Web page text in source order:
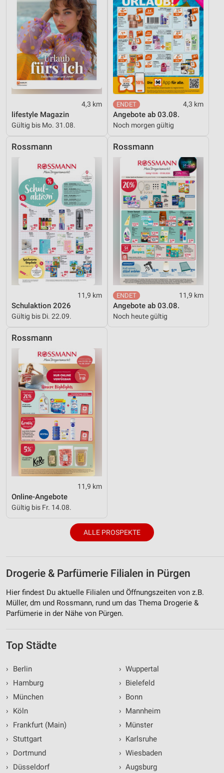
4,3 km
lifestyle Magazin
Gültig bis Mo. 31.08.
4,3 km
Angebote ab 03.08.
Noch morgen gültig
Rossmann
11,9 km
Schulaktion 2026
Gültig bis Di. 22.09.
Rossmann
11,9 km
Angebote ab 03.08.
Noch heute gültig
Rossmann
11,9 km
Online-Angebote
Gültig bis Fr. 14.08.
ALLE PROSPEKTE
Drogerie & Parfümerie Filialen in Pürgen
Hier findest Du aktuelle Filialen und Öffnungszeiten von z.B.
Müller, dm und Rossmann, rund um das Thema Drogerie &
Parfümerie in der Nähe von Pürgen.
Top Städte
›
Berlin
›
Hamburg
›
München
›
Köln
›
Frankfurt (Main)
› Stuttgart
›
Dortmund
›
Düsseldorf
› Wuppertal
› Bielefeld
› Bonn
› Mannheim
› Münster
› Karlsruhe
› Wiesbaden
› Augsburg